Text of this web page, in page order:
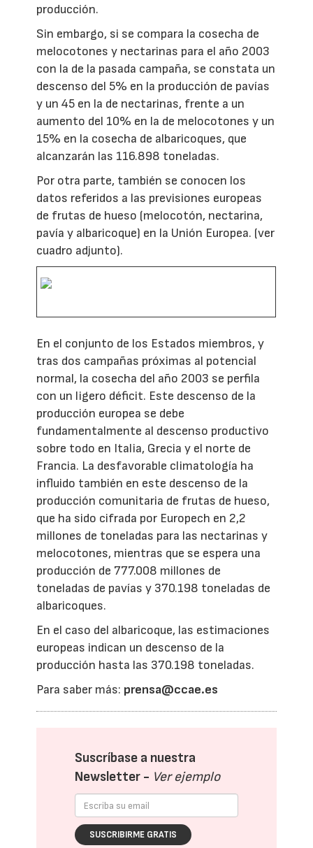
producción.
Sin embargo, si se compara la cosecha de
melocotones y nectarinas para el año 2003
con la de la pasada campaña, se constata un
descenso del 5% en la producción de pavías
y un 45 en la de nectarinas, frente a un
aumento del 10% en la de melocotones y un
15% en la cosecha de albaricoques, que
alcanzarán las 116.898 toneladas.
Por otra parte, también se conocen los
datos referidos a las previsiones europeas
de frutas de hueso (melocotón, nectarina,
pavía y albaricoque) en la Unión Europea. (ver
cuadro adjunto).
En el conjunto de los Estados miembros, y
tras dos campañas próximas al potencial
normal, la cosecha del año 2003 se perfila
con un ligero déficit. Este descenso de la
producción europea se debe
fundamentalmente al descenso productivo
sobre todo en Italia, Grecia y el norte de
Francia. La desfavorable climatología ha
influido también en este descenso de la
producción comunitaria de frutas de hueso,
que ha sido cifrada por Europech en 2,2
millones de toneladas para las nectarinas y
melocotones, mientras que se espera una
producción de 777.008 millones de
toneladas de pavías y 370.198 toneladas de
albaricoques.
En el caso del albaricoque, las estimaciones
europeas indican un descenso de la
producción hasta las 370.198 toneladas.
Para saber más: prensa@ccae.es
Suscríbase a nuestra
Newsletter - Ver ejemplo
SUSCRIBIRME GRATIS